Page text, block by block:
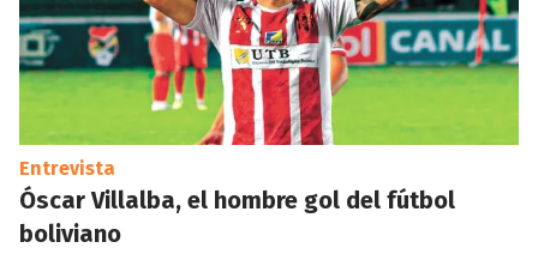
Entrevista
Óscar Villalba, el hombre gol del fútbol
boliviano